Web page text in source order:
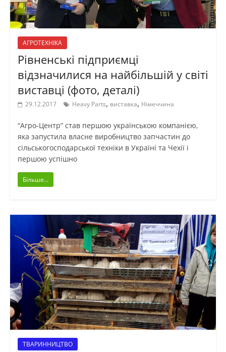
АГРОТЕХНІКА
Рівненські підприємці
відзначилися на найбільшій у світі
виставці (фото, деталі)
29.12.2017 Heavy Parts, виставка, Німеччина
“Агро-Центр” став першою українською компанією,
яка запустила власне виробництво запчастин до
сільськогосподарської техніки в Україні та Чехії і
першою успішно
Більше...
ТВАРИННИЦТВО